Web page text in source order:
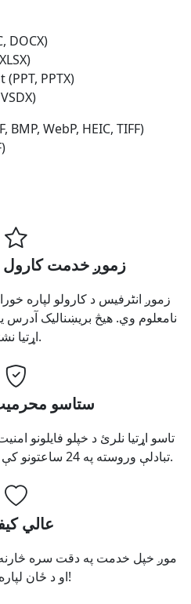
DOCX)
PPTX)
BMP, WebP, HEIC, TIFF)
زموږ خدمت کارول
زموږ انٹرفیس د کارولو لپاره
نامعلوم وي. هیڅ بریښنالیک
اړتیا نشته.
ستاسو
تاسو اړتیا نلرئ د خپلو فایلونو
تبادلې وروسته په 24 ساعتونو کې په اوتومات ډول حذف کیږي.
عالي
موږ خپل خدمت په دقت سره څارنه
او د ځان لپاره وګورئ!